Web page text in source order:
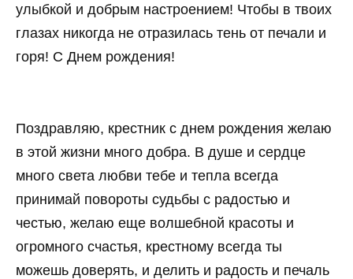
улыбкой и добрым настроением! Чтобы в твоих
глазах никогда не отразилась тень от печали и
горя! С Днем рождения!
Поздравляю, крестник с днем рождения желаю
в этой жизни много добра. В душе и сердце
много света любви тебе и тепла всегда
принимай повороты судьбы с радостью и
честью, желаю еще волшебной красоты и
огромного счастья, крестному всегда ты
можешь доверять, и делить и радость и печаль